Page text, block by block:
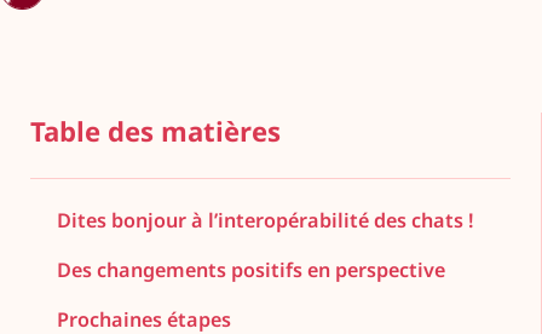
Table des matières
Dites bonjour à l’interopérabilité des chats !
Des changements positifs en perspective
Prochaines étapes